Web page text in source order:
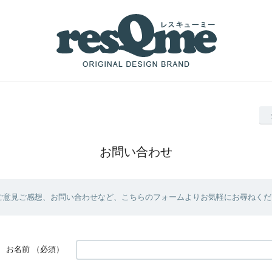
お問い合わせ
見ご感想、お問い合わせなど、こちらのフォームよりお気軽にお尋ねくだ
お名前 （必須）